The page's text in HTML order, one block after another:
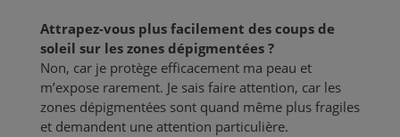
Attrapez-vous plus facilement des coups de
soleil sur les zones dépigmentées ?
Non, car je protège efficacement ma peau et
m’expose rarement. Je sais faire attention, car les
zones dépigmentées sont quand même plus fragiles
et demandent une attention particulière.